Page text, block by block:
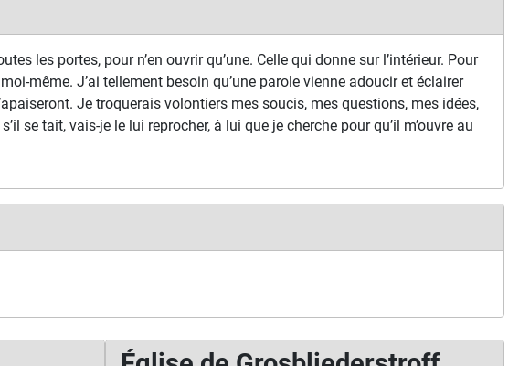
les portes, pour n’en ouvrir qu’une. Celle qui donne sur l’intérieur. Pour
même. J’ai tellement besoin qu’une parole vienne adoucir et éclairer
Je troquerais volontiers mes soucis, mes questions, mes idées,
se tait, vais-je le lui reprocher, à lui que je cherche pour qu’il m’ouvre au